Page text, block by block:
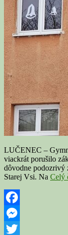
LUČENEC –
viackrát porušilo
dôvodne podozrivý
Starej Vsi. Na Celý
Facebook
Messenger